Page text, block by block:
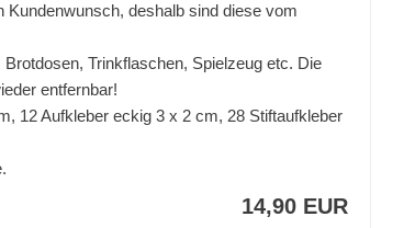
Kundenwunsch, deshalb sind diese vom
Trinkflaschen, Spielzeug etc. Die
entfernbar!
12 Aufkleber eckig 3 x 2 cm, 28 Stiftaufkleber
14,90 EUR